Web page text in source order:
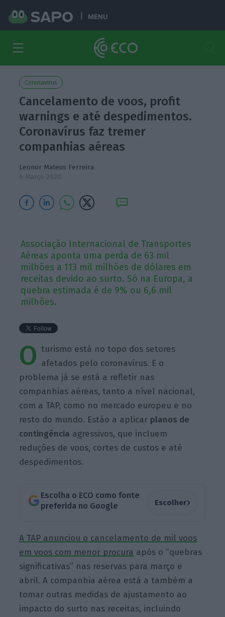
MENU
Coronavírus
Cancelamento de voos, profit
warnings e até despedimentos.
Coronavírus faz tremer
companhias aéreas
Leonor Mateus Ferreira
6 Março 2020
Associação Internacional de Transportes
Aéreas aponta uma perda de 63 mil
milhões a 113 mil milhões de dólares em
receitas devido ao surto. Só na Europa, a
quebra estimada é de 9% ou 6,6 mil
milhões.
O turismo está no topo dos setores
afetados pelo coronavírus. E o
problema já se está a refletir nas
companhias aéreas, tanto a nível nacional,
com a TAP, como no mercado europeu e no
resto do mundo. Estão a aplicar planos de
contingência agressivos, que incluem
reduções de voos, cortes de custos e até
despedimentos.
Escolha o ECO como fonte
preferida no Google
Escolher›
A TAP anunciou o cancelamento de mil voos
em voos com menor procura após o “quebras
significativas” nas reservas para março e
abril. A companhia aérea está a também a
tomar outras medidas de ajustamento ao
impacto do surto nas receitas, incluindo